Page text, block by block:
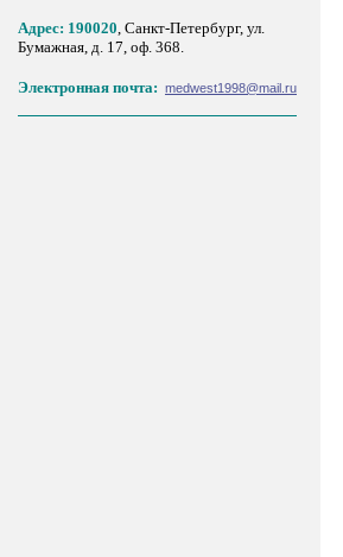
Адрес: 190020, Санкт-Петербург, ул.
Бумажная, д. 17, оф. 368.
Электронная почта: medwest1998@mail.ru